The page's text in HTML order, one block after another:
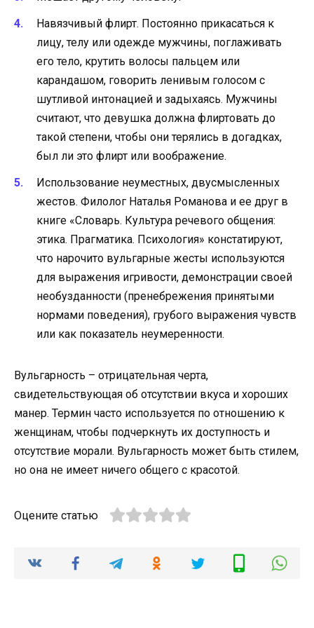
Навязчивый флирт. Постоянно прикасаться к
лицу, телу или одежде мужчины, поглаживать
его тело, крутить волосы пальцем или
карандашом, говорить ленивым голосом с
шутливой интонацией и задыхаясь. Мужчины
считают, что девушка должна флиртовать до
такой степени, чтобы они терялись в догадках,
был ли это флирт или воображение.
Использование неуместных, двусмысленных
жестов. Филолог Наталья Романова и ее друг в
книге «Словарь. Культура речевого общения:
этика. Прагматика. Психология» констатируют,
что нарочито вульгарные жесты используются
для выражения игривости, демонстрации своей
необузданности (пренебрежения принятыми
нормами поведения), грубого выражения чувств
или как показатель неумеренности.
Вульгарность – отрицательная черта,
свидетельствующая об отсутствии вкуса и хороших
манер. Термин часто используется по отношению к
женщинам, чтобы подчеркнуть их доступность и
отсутствие морали. Вульгарность может быть стилем,
но она не имеет ничего общего с красотой.
Оцените статью